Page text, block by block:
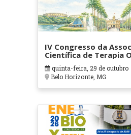
IV Congresso da
Científica de Terapia
em Contextos
Cuidados Paliativos -
quinta-feira, 29 de outubro
Belo Horizonte, MG